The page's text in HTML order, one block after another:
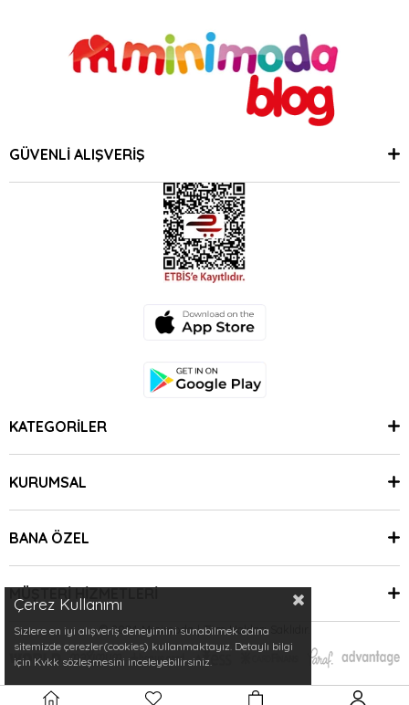
GÜVENLİ ALIŞVERİŞ
KATEGORİLER
KURUMSAL
BANA ÖZEL
MÜŞTERİ HİZMETLERİ
© 2024 Minimoda | Tüm Hakları Saklıdır.
Çerez Kullanımı
Sizlere en iyi alışveriş deneyimini sunabilmek adına
sitemizde çerezler(cookies) kullanmaktayız. Detaylı bilgi
için Kvkk sözleşmesini inceleyebilirsiniz.